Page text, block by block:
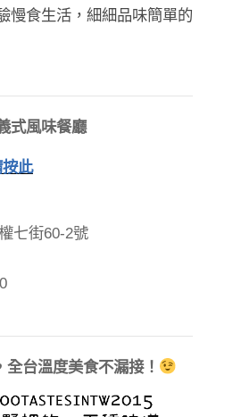
慢食生活，細細品味簡單的
式風味餐廳
此
七街60-2號
台溫度美食不漏接！